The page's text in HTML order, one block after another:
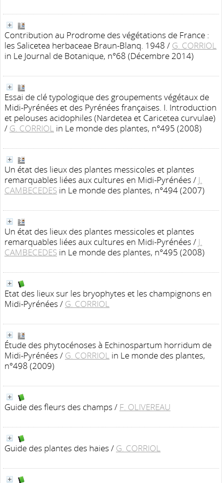
Contribution au Prodrome des végétations de France :
les Salicetea herbaceae Braun-Blanq. 1948 / G. CORRIOL
in Le Journal de Botanique, n°68 (Décembre 2014)
Essai de clé typologique des groupements végétaux de
Midi-Pyrénées et des Pyrénées françaises. I. Introduction
et pelouses acidophiles (Nardetea et Caricetea curvulae)
/ G. CORRIOL in Le monde des plantes, n°495 (2008)
Un état des lieux des plantes messicoles et plantes
remarquables liées aux cultures en Midi-Pyrénées / J.
CAMBECEDES in Le monde des plantes, n°494 (2007)
Un état des lieux des plantes messicoles et plantes
remarquables liées aux cultures en Midi-Pyrénées / J.
CAMBECEDES in Le monde des plantes, n°495 (2008)
Etat des lieux sur les bryophytes et les champignons en
Midi-Pyrénées / G. CORRIOL
Étude des phytocénoses à Echinospartum horridum de
Midi-Pyrénées / G. CORRIOL in Le monde des plantes,
n°498 (2009)
Guide des fleurs des champs / F. OLIVEREAU
Guide des plantes des haies / G. CORRIOL